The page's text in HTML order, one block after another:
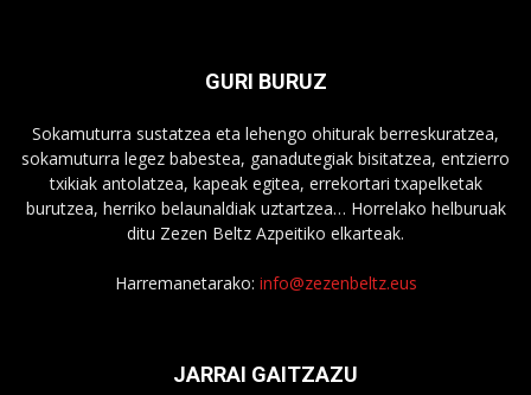
GURI BURUZ
Sokamuturra sustatzea eta lehengo ohiturak berreskuratzea,
sokamuturra legez babestea, ganadutegiak bisitatzea, entzierro
txikiak antolatzea, kapeak egitea, errekortari txapelketak
burutzea, herriko belaunaldiak uztartzea… Horrelako helburuak
ditu Zezen Beltz Azpeitiko elkarteak.
Harremanetarako: info@zezenbeltz.eus
JARRAI GAITZAZU